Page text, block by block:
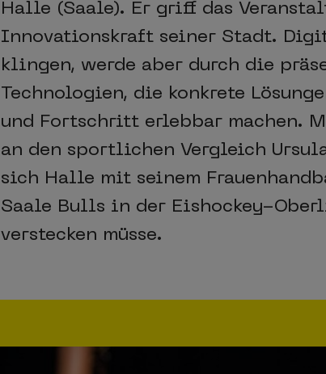
Halle (Saale). Er griff das
Innovationskraft seiner Stadt.
klingen, werde aber durch die
Technologien, die konkrete
und Fortschritt erlebbar machen.
an den sportlichen Vergleich
sich Halle mit seinem
Saale Bulls in der Eishockey-
verstecken müsse.